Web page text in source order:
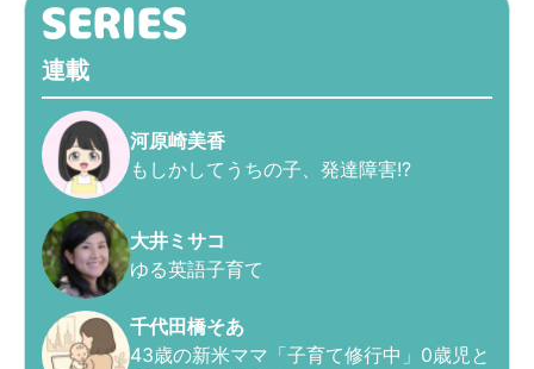
連載
河原崎美香
もしかしてうちの子、発達障害!?
大井ミサコ
ゆる英語子育て
千代田橋そあ
43歳の新米ママ「子育て修行中」0歳児と